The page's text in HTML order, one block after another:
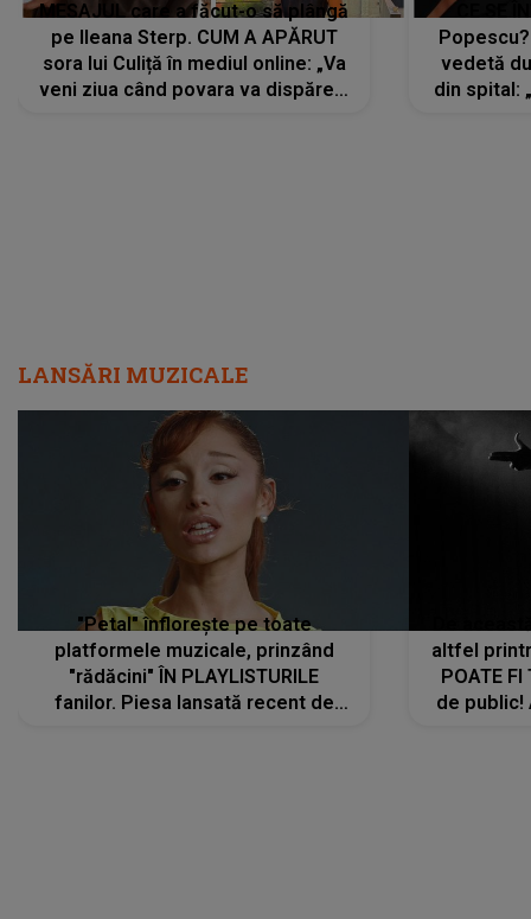
MESAJUL care a făcut-o să plângă
pe Ileana Sterp. CUM A APĂRUT
sora lui Culiță în mediul online: „Va
veni ziua când povara va dispărea,
vedetă
din spital:
LANSĂRI MUZICALE
"Petal" înflorește pe toate
platformele muzicale, prinzând
"rădăcini" ÎN PLAYLISTURILE
fanilor. Piesa lansată recent de
altfel
POATE FI
de public!